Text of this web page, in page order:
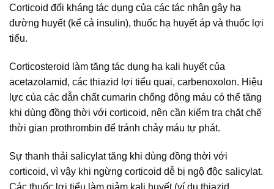
Corticoid đối kháng tác dụng của các tác nhân gây hạ
đường huyết (kể cả insulin), thuốc hạ huyết áp và thuốc lợi
tiểu.
Corticosteroid làm tăng tác dụng hạ kali huyết của
acetazolamid, các thiazid lợi tiểu quai, carbenoxolon. Hiệu
lực của các dẫn chất cumarin chống đông máu có thể tăng
khi dùng đồng thời với corticoid, nên cần kiểm tra chặt chẽ
thời gian prothrombin để tránh chảy máu tự phát.
Sự thanh thải salicylat tăng khi dùng đồng thời với
corticoid, vì vậy khi ngừng corticoid dễ bị ngộ độc salicylat.
Các thuốc lợi tiểu làm giảm kali huyết (ví dụ thiazid,